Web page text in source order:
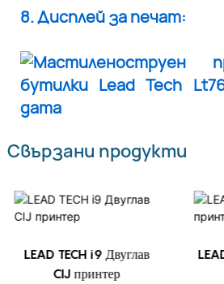
8. Дисплей за печат:
Свързани продукти
LEAD TECH i9 Двуглав
CIJ принтер